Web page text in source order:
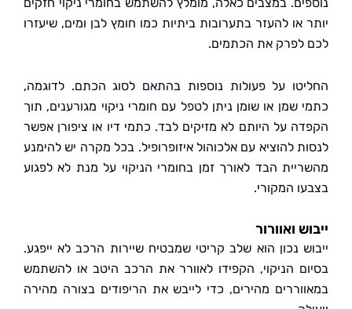
או להעזר בתערובות ביתיות כמו חומץ לבן ומים, שיעזרו
את הכתמים.
על פעולות נוספות בהתאם לסוג הכתם. לדוגמה,
שמן או שומן ניתן לטפל עם חומרי ניקוי מגורענים, תוך
על היותם לא מזיקים לבד. כתמי דיו או ציפורן אפשר
להוציא עם אלכוהול איזופרופיל. בכל מקרה יש להימנע
הבד לאורך זמן בחומרי הניקוי על מנת לא לפגוע
המקורי.
ואוורור
נכון הוא שלב קריטי שמבטיח שיירות הרכב לא ייפגע.
הניקוי, הקפידו לאוורר את הרכב היטב או להשתמש
מהירים, כדי לייבש את הריפודים בצורה מהירה